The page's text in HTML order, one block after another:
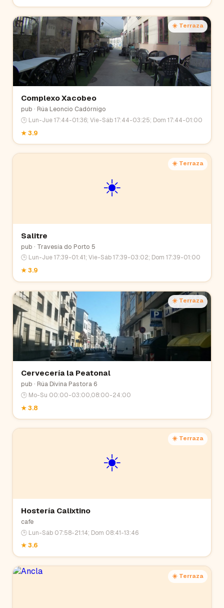
☀️ Terraza
Complexo Xacobeo
pub · Rúa Leoncio Cadórnigo
🕒 Lun-Jue 17:44-01:36; Vie-Sáb 17:44-03:25; Dom 17:44-01:00
★3.9
☀️
☀️ Terraza
Salitre
pub · Travesía do Porto 5
🕒 Lun-Jue 17:39-01:41; Vie-Sáb 17:39-03:02; Dom 17:39-01:00
★3.9
☀️ Terraza
Cervecería la Peatonal
pub · Rúa Divina Pastora 6
🕒 Mo-Su 00:00-03:00,08:00-24:00
★3.8
☀️
☀️ Terraza
Hostería Calixtino
cafe
🕒 Lun-Sáb 07:58-21:14; Dom 08:41-13:46
★3.6
☀️ Terraza